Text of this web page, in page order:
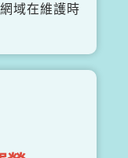
域在維護時